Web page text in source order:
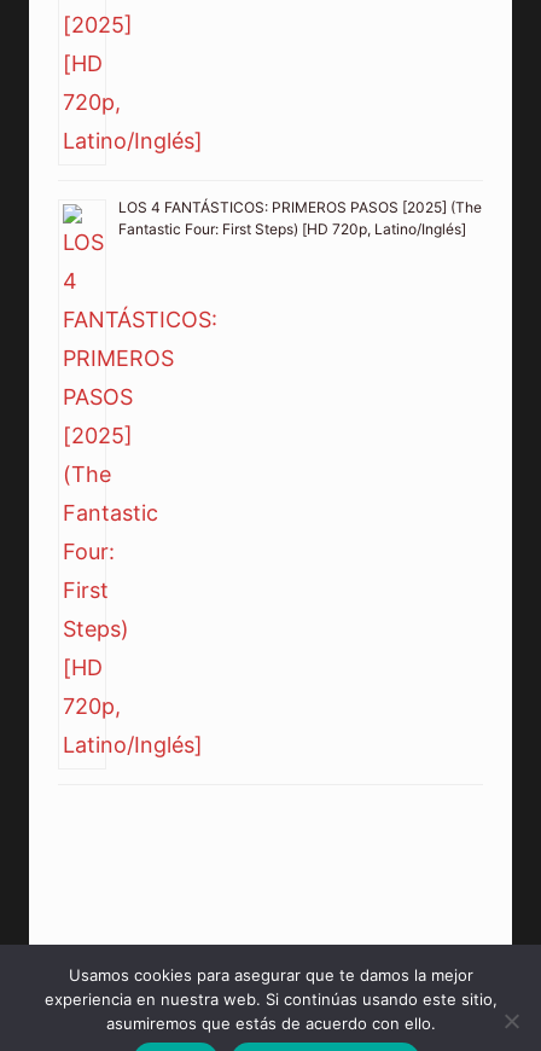
LOS 4 FANTÁSTICOS: PRIMEROS PASOS [2025] (The
Fantastic Four: First Steps) [HD 720p, Latino/Inglés]
© 2026 PeliculasMP4HD Sitio creado para tí.
Usamos cookies para asegurar que te damos la mejor
experiencia en nuestra web. Si continúas usando este sitio,
asumiremos que estás de acuerdo con ello.